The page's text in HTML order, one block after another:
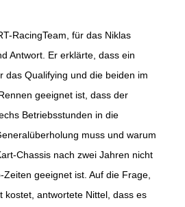
RacingTeam, für das Niklas
Antwort. Er erklärte, dass ein
das Qualifying und die beiden im
geeignet ist, dass der
Betriebsstunden in die
muss und warum
Chassis nach zwei Jahren nicht
geeignet ist. Auf die Frage,
kostet, antwortete Nittel, dass es